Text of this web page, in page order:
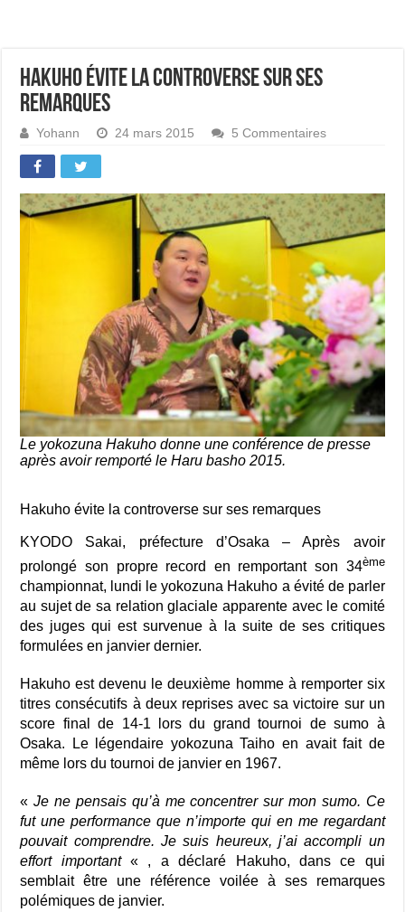
Hakuho évite la controverse sur ses
remarques
Yohann 24 mars 2015 5 Commentaires
Le yokozuna Hakuho donne une conférence de presse
après avoir remporté le Haru basho 2015.
Hakuho évite la controverse sur ses remarques
KYODO Sakai, préfecture d’Osaka – Après avoir
prolongé son propre record en remportant son 34ème
championnat, lundi le yokozuna Hakuho a évité de parler
au sujet de sa relation glaciale apparente avec le comité
des juges qui est survenue à la suite de ses critiques
formulées en janvier dernier.
Hakuho est devenu le deuxième homme à remporter six
titres consécutifs à deux reprises avec sa victoire sur un
score final de 14-1 lors du grand tournoi de sumo à
Osaka. Le légendaire yokozuna Taiho en avait fait de
même lors du tournoi de janvier en 1967.
«Je ne pensais qu’à me concentrer sur mon sumo. Ce
fut une performance que n’importe qui en me regardant
pouvait comprendre. Je suis heureux, j’ai accompli un
effort important« , a déclaré Hakuho, dans ce qui
semblait être une référence voilée à ses remarques
polémiques de janvier.